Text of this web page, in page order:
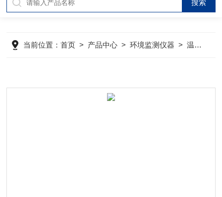
当前位置：首页 > 产品中心 >环境监测仪器 >温湿度测定仪